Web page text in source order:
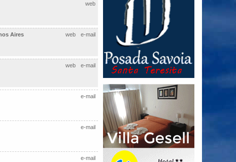
web
e-mail
web
Aires
e-mail
web
e-mail
e-mail
e-mail